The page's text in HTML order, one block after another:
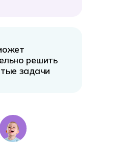
решить
задачи
малыша